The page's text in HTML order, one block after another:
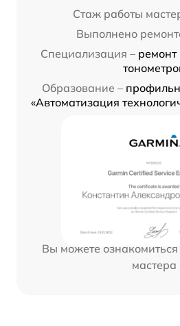
Стаж работы
Выполнено
Специализация – ремонт
Образование –
«Автоматизация
Вы можете
мастера